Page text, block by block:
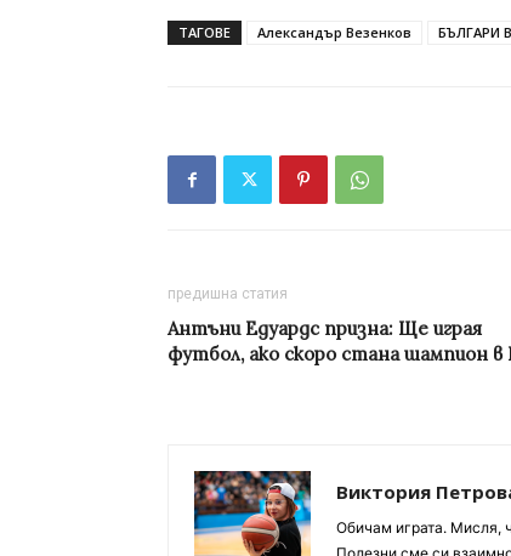
ТАГОВЕ Александър Везенков БЪЛГАРИ
предишна статия
Антъни Едуардс призна: Ще играя
футбол, ако скоро стана шампион в
Виктория
Обичам играта. Мисля,